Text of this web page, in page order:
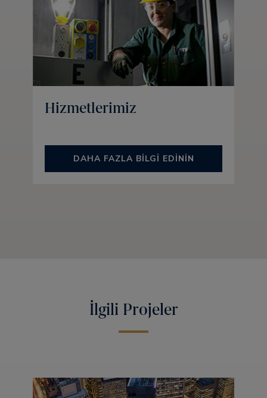
Hizmetlerimiz
DAHA FAZLA BILGI EDININ
İlgili Projeler